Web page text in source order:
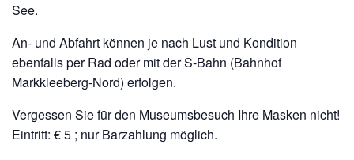
See.
An- und Abfahrt können je nach Lust und Kondition
ebenfalls per Rad oder mit der S-Bahn (Bahnhof
Markkleeberg-Nord) erfolgen.
Vergessen Sie für den Museumsbesuch Ihre Masken nicht!
Eintritt: € 5 ; nur Barzahlung möglich.